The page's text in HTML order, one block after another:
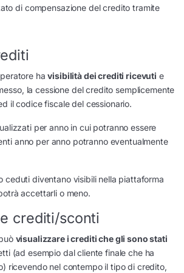
di compensazione del credito tramite
havisibilità dei crediti ricevuti e
la cessione del credito semplicemente
il codice fiscale del cessionario.
per anno in cui potranno essere
anno per anno potranno eventualmente
ceduti diventano visibili nella piattaforma
accettarli o meno.
crediti/sconti
visualizzare i crediti che gli sono stati
(ad esempio dal cliente finale che ha
ricevendo nel contempo il tipo di credito,